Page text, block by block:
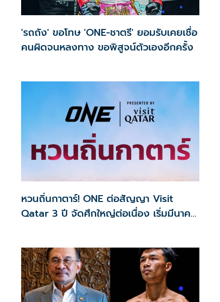
'รถถัง' ขอโทษ 'ONE-ชาตรี' ยอมรับเคยเชื่อ
คนผิดจนหลงทาง ขอพิสูจน์ตัวเองอีกครั้ง
หวนถิ่นกาตาร์! ONE ต่อสัญญา Visit
Qatar 3 ปี จัดศึกใหญ่ต่อเนื่อง เริ่มมีนาคม